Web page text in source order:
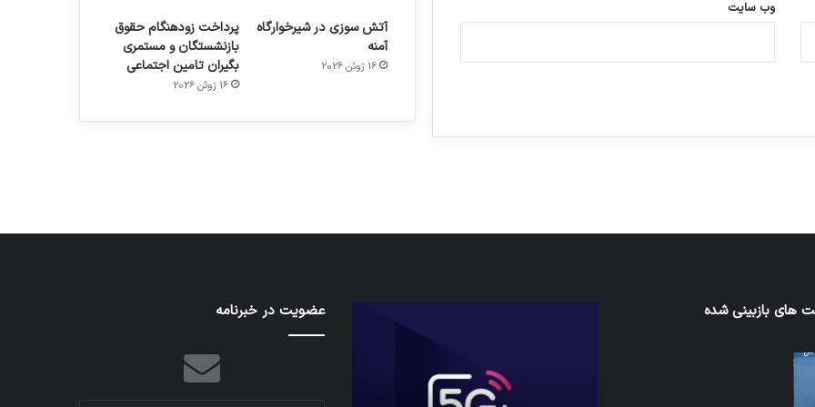
وب‌ سایت
آتش سوزی در شیرخوارگاه
آمنه
16 ژوئن 2026
پرداخت زودهنگام حقوق
بازنشستگان و مستمری
بگیران تامین اجتماعی
16 ژوئن 2026
هدفون های 2023
های بازبینی شده عضویت در خبرنامه